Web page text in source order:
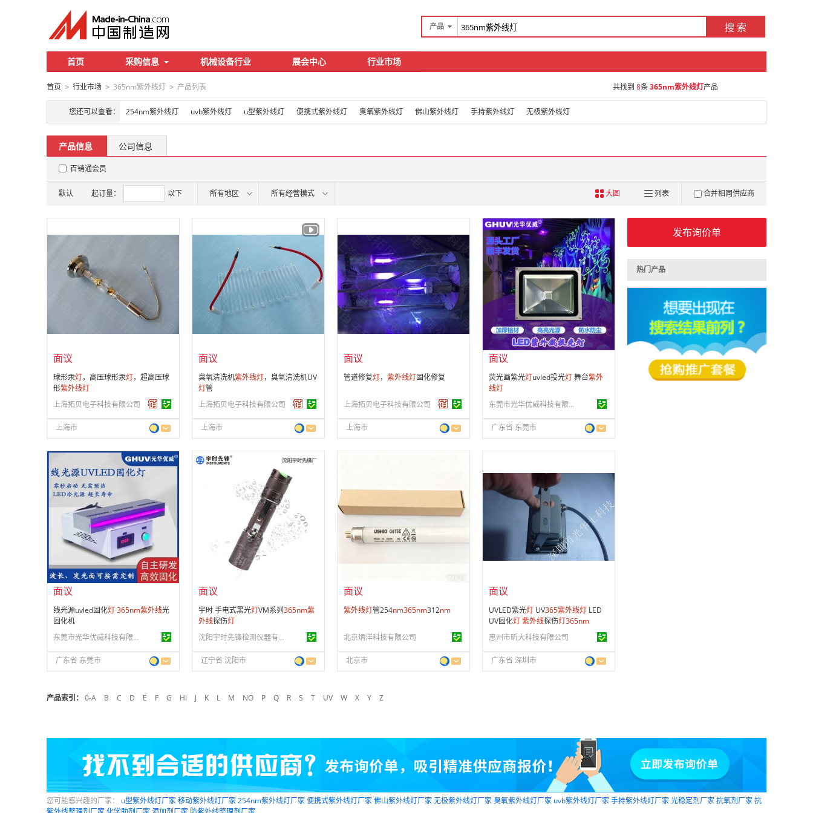
产品 搜 索
首页 采购信息 机械设备行业 展会中心 行业市场
首页 > 行业市场 > 365nm紫外线灯 > 产品列表 共找到 8条365nm紫外线灯产品
您还可以查看： 254nm紫外线灯 uvb紫外线灯 u型紫外线灯 便携式紫外线灯 臭氧紫外线灯 佛山紫外线灯 手持紫外线灯 无极紫外线灯
产品信息 公司信息
百销通会员
默认 起订量： 以下 所有地区 所有经营模式 合并相同供应商
列表
大图
会员注册：第 14 年
生产制造
2012-12-27
面议
球形汞灯，高压球形汞灯，超高压球
形紫外线灯
上海拓贝电子科技有限公司
上海市
会员注册：第 14 年
经营模式：
生产制造
成立日期：
2012-12-27
供应产品：
面议
臭氧清洗机紫外线灯，臭氧清洗机UV
灯管
上海拓贝电子科技有限公司
上海市
面议
会员注册：第 14 年
经营模式：生产制造
成立日期：2012-12-27
供应产品：175 条
面议
管道修复灯， 紫外线灯固化修复
上海拓贝电子科技有限公司
上海市
面议
会员注册：第 3 年
经营模式：
生产制造
成立日期：
2023-10-09
供应产品：38 条
面议
荧光画紫光灯uvled投光灯舞台紫外
线灯
东莞市光华优威科技有限公司
广东省 东莞市
面议
会员注册：第 3 年
经营模式：生产制造
成立日期：2023-10-09
供应产品：38 条
面议
线光源uvled固化灯365nm紫外线光
固化机
东莞市光华优威科技有限公司
广东省 东莞市
第 4 年
生产制造
2011-04-11
供应产品：15 条
面议
宇时 手电式黑光灯VM系列365nm紫
外线探伤灯
沈阳宇时先锋检测仪器有限公司
辽宁省 沈阳市
面议
会员注册：第 8 年
贸易批发
成立日期：2004-11-16
供应产品：
面议
紫外线灯管254nm365nm312nm
北京炳洋科技有限公司
北京市
面议
第 10 年
生产制造
成立日期：
2012-11-28
12 条
面议
UVLED紫光灯 UV365紫外线灯 LED
UV固化灯紫外线探伤灯365nm
惠州市昕大科技有限公司
广东省 深圳市
发布询价单
热门产品
产品索引： 0-A B C D E F G HI J K L M NO P Q R S T UV W X Y Z
您可能感兴趣的厂家： u型紫外线灯厂家移动紫外线灯厂家254nm紫外线灯厂家便携式紫外线灯厂家佛山紫外线灯厂家无极紫外线灯厂家臭氧紫外线灯厂家 uvb紫外线灯厂家手持紫外线灯厂家光稳定剂厂家抗氧剂厂家抗